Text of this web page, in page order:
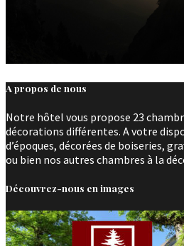
A propos de nous
Notre hôtel vous propose 23
décorations différentes. A votre
d’époques, décorées de boiseries,
ou bien nos autres chambres à la
Découvrez-nous en images